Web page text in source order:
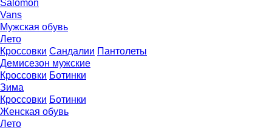
Salomon
Vans
Мужская обувь
Лето
Кроссовки Сандалии Пантолеты
Демисезон мужские
Кроссовки Ботинки
Зима
Кроссовки Ботинки
Женская обувь
Лето